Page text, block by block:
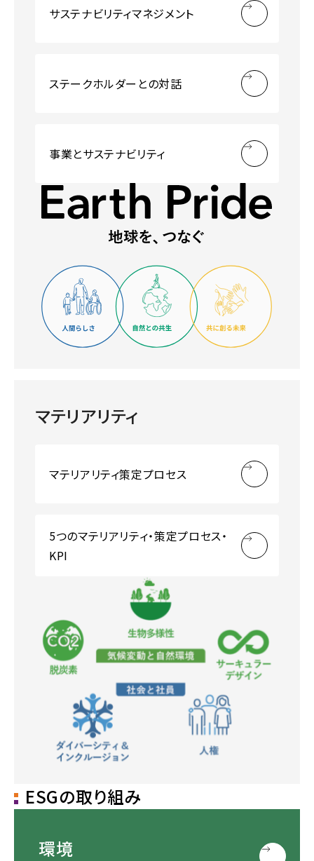
サステナビリティマネジメント
ステークホルダーとの対話
事業とサステナビリティ
マテリアリティ
マテリアリティ策定プロセス
5つのマテリアリティ・策定プロセス・
KPI
ESGの取り組み
環境